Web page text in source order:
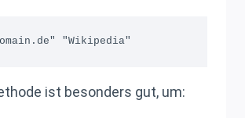
ist besonders gut, um: